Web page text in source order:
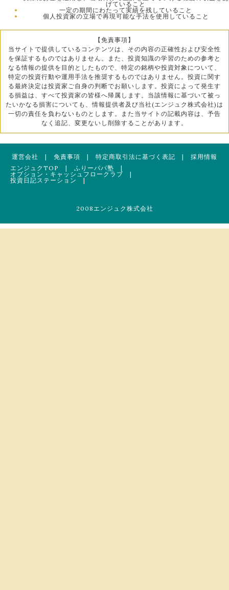
げていること
一定の期間にわたって実績を残していること
個人投資家の立場で再現可能な手法を使用していること
【免責事項】
当サイトで提供しているコンテンツは、その内容の正確性および安全性
を保証するものではありません。また、投資知識の学習のための参考と
なる情報の提供を目的としたもので、特定の銘柄や投資対象について、
特定の投資行動や運用手法を推奨するものではありません。投資に関す
る最終決定は投資家ご自身の判断でお願いします。投資によって発生す
る損益は、すべて投資家の皆様へ帰属します。当該情報に基づいて被っ
たいかなる損害についても、情報提供者及び当社(エンジュク株式会社)は
一切の責任を負わないものとします。また当サイトの記載内容は、予告
なく追記、変更ないし削除することがあります。
運営会社 | 免責事項 | 特定商取引法に基づく表記 | 採用情報
エンジュクTOP
| ふりーパパ塾 |
オプション・キャッシュフロークラブ |
投資日記ステーション
|
2008エンジュク株式会社